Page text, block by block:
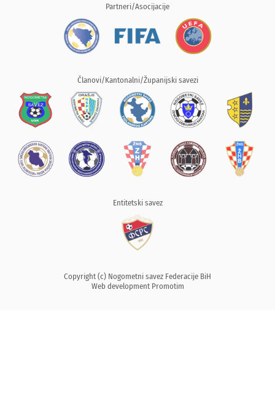
Partneri/Asocijacije
Članovi/Kantonalni/Županijski savezi
Entitetski savez
Copyright (c) Nogometni savez Federacije BiH
Web development Promotim